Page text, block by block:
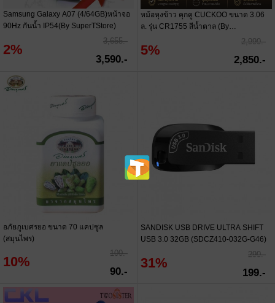
Samsung Galaxy A07 (4/64GB)หน้าจอ
90Hz กันน้ำ IP54(By SuperTStore)
2%
3,655.-
3,590.-
หม้อหุงข้าว คุกคู CUCKOO ขนาด 3.06
ล. รุ่น CR1755 สีน้ำตาล (By
5%
2,990.-
2,850.-
อภัยภูเบศรยอ ขนาด 70 แคปซูล
(สมุนไพร)
10%
100.-
90.-
SANDISK USB DRIVE ULTRA SHIFT
USB 3.0 32GB (SDCZ410-032G-G46)
31%
290.-
199.-